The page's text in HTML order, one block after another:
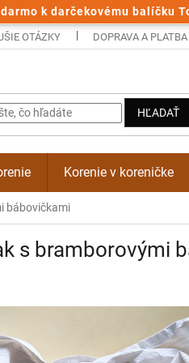
k darčekovému balíčku
OTÁZKY DOPRAVA A PLATBA
HĽADAŤ
Korenie v koreničke
bábovičkami
s bramborovými